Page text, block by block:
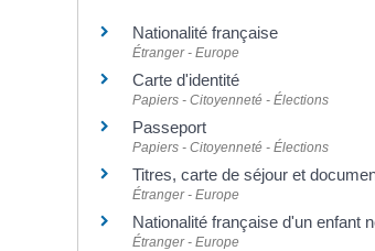
Nationalité française
Étranger - Europe
Carte d'identité
Papiers - Citoyenneté - Élections
Passeport
Papiers - Citoyenneté - Élections
Titres, carte de séjour et
Étranger - Europe
Nationalité française d'un enfant
Étranger - Europe